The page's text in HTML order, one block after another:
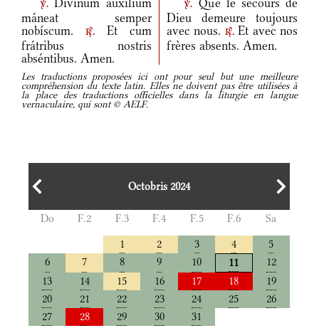
v.Divínum auxílium
máneat semper
nobíscum.
r.
Et cum
frátribus nostris
abséntibus. Amen.
v. Que le secours de
Dieu demeure toujours
avec nous. r.Et avec nos
frères absents. Amen.
Les traductions proposées ici ont pour seul but une meilleure
compréhension du texte latin. Elles ne doivent pas être utilisées à
la place des traductions officielles dans la liturgie en langue
vernaculaire, qui sont © AELF.
Octobris 2024
Do F.2 F.3 F.4 F.5 F.6
Sa
1
2 3 4
5
6
7 8 9 10 11
12
13
14 15 16 17 18
19
20
21 22 23 24 25
26
27
28 29 30 31